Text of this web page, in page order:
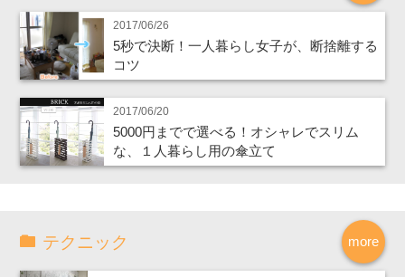
2017/06/26
5秒で決断！一人暮らし女子が、断捨離する
コツ
2017/06/20
5000円までで選べる！オシャレでスリム
な、１人暮らし用の傘立て
more
テクニック